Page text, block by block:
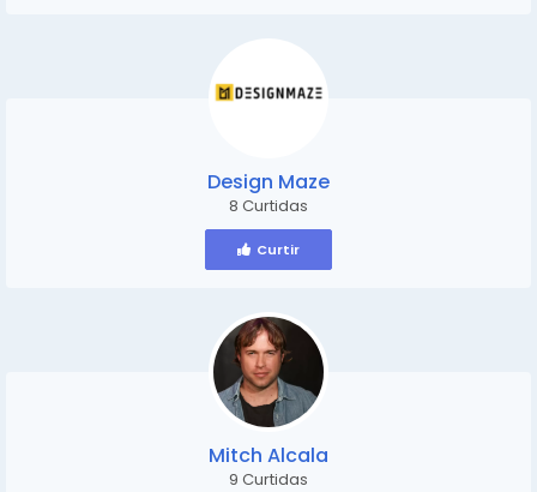
Design Maze
8 Curtidas
Curtir
Mitch Alcala
9 Curtidas